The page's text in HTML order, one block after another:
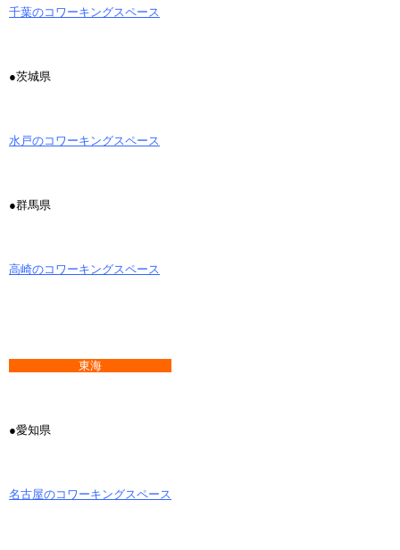
千葉のコワーキングスペース
●茨城県
水戸のコワーキングスペース
●群馬県
高崎のコワーキングスペース
東海
●愛知県
名古屋のコワーキングスペース